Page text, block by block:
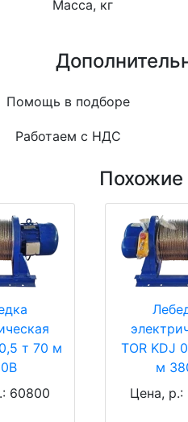
Масса, кг
Помощь в подборе
Работаем с НДС
Похожие
т 70 м
60800
TOR KDJ
м
Цена, р.: